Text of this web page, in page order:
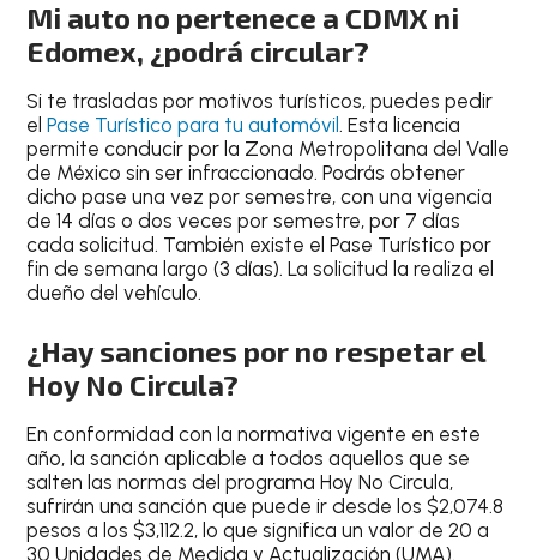
Mi auto no pertenece a CDMX ni
Edomex, ¿podrá circular?
Si te trasladas por motivos turísticos, puedes pedir
elPase Turístico para tu automóvil. Esta licencia
permite conducir por la Zona Metropolitana del Valle
de México sin ser infraccionado. Podrás obtener
dicho pase una vez por semestre,con una vigencia
de 14 días o dos veces por semestre, por 7 días
cada solicitud. También existe el Pase Turístico por
fin de semana largo (3 días). La solicitud la realiza el
dueño del vehículo.
¿Hay sanciones por no respetar el
Hoy No Circula?
En conformidad con la normativa vigente en este
año, la sanción aplicable a todos aquellos que se
salten las normas del programa Hoy No Circula,
sufrirán una sanción que puede ir desde los $2,074.8
pesos a los $3,112.2, lo que significa un valor de 20 a
30 Unidades de Medida y Actualización (UMA).